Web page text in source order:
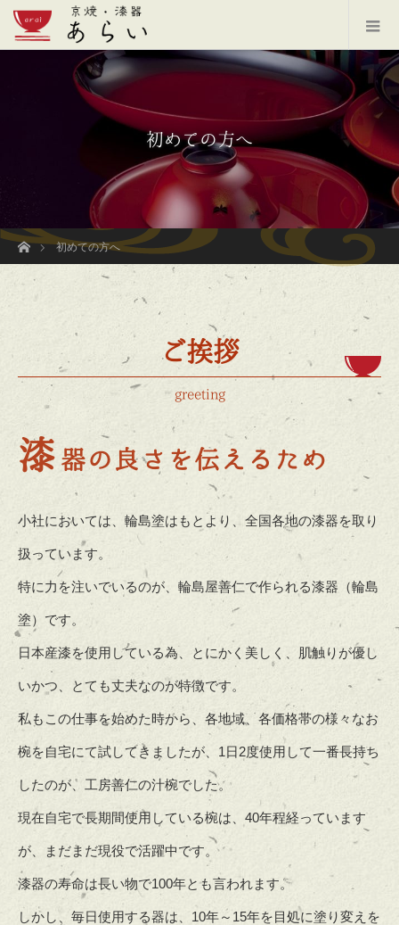
初めての方へ
ホーム
初めての方へ
ご挨拶
greeting
漆 器の良さを伝えるため
小社においては、輪島塗はもとより、全国各地の漆器を取り
扱っています。
特に力を注いでいるのが、輪島屋善仁で作られる漆器（輪島
塗）です。
日本産漆を使用している為、とにかく美しく、肌触りが優し
いかつ、とても丈夫なのが特徴です。
私もこの仕事を始めた時から、各地域、各価格帯の様々なお
椀を自宅にて試してきましたが、1日2度使用して一番長持ち
したのが、工房善仁の汁椀でした。
現在自宅で長期間使用している椀は、40年程経っています
が、まだまだ現役で活躍中です。
漆器の寿命は長い物で100年とも言われます。
しかし、毎日使用する器は、10年～15年を目処に塗り変えを